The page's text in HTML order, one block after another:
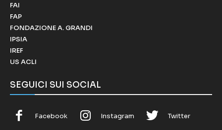
FAI
FAP
FONDAZIONE A. GRANDI
IPSIA
IREF
US ACLI
SEGUICI SUI SOCIAL
Facebook Instagram Twitter